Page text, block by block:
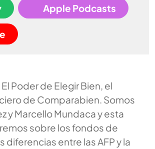
Apple Podcasts
Poder de Elegir Bien, el
de Comparabien. Somos
y Marcello Mundaca y esta
sobre los fondos de
diferencias entre las AFP y la